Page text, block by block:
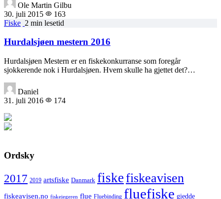
Ole Martin Gilbu
30. juli 2015
163
Fiske 2 min lesetid
Hurdalsjøen mestern 2016
Hurdalsjøen Mestern er en fiskekonkurranse som foregår
sjokkerende nok i Hurdalsjøen. Hvem skulle ha gjettet det?…
Daniel
31. juli 2016
174
Ordsky
2017 2019 artsfiske Danmark fiskefiskeavisen
fiskeavisen.no fiskejegeren flue Fluebinding fluefiske gjedde